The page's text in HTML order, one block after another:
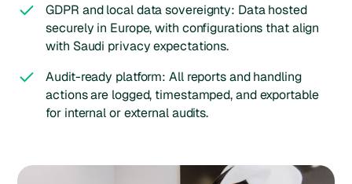
GDPR and local data sovereignty: Data hosted
securely in Europe, with configurations that align
with Saudi privacy expectations.
Audit-ready platform: All reports and handling
actions are logged, timestamped, and exportable
for internal or external audits.